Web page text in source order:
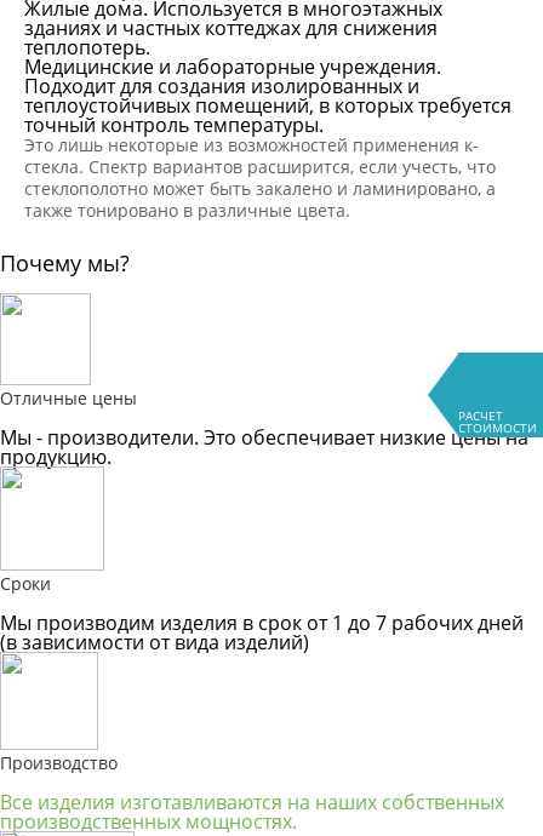
РАСЧЕТ
СТОИМОСТИ
Жилые дома. Используется в многоэтажных
зданиях и частных коттеджах для снижения
теплопотерь.
Медицинские и лабораторные учреждения.
Подходит для создания изолированных и
теплоустойчивых помещений, в которых требуется
точный контроль температуры.
Это лишь некоторые из возможностей применения к-
стекла. Спектр вариантов расширится, если учесть, что
стеклополотно может быть закалено и ламинировано, а
также тонировано в различные цвета.
Почему мы?
Отличные цены
Мы - производители. Это обеспечивает низкие цены на
продукцию.
Сроки
Мы производим изделия в срок от 1 до 7 рабочих дней
(в зависимости от вида изделий)
Производство
Все изделия изготавливаются на наших собственных
производственных мощностях.